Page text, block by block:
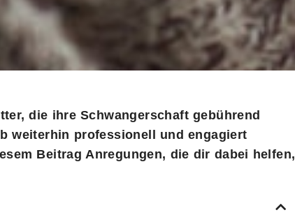
die ihre Schwangerschaft gebührend
weiterhin professionell und engagiert
Beitrag Anregungen, die dir dabei helfen,